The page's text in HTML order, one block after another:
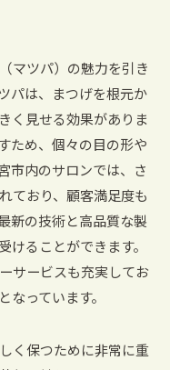
マツパ）の魅力を引き
パは、まつげを根元か
く見せる効果がありま
ため、個々の目の形や
市内のサロンでは、さ
ており、顧客満足度も
新の技術と高品質な製
けることができます。
サービスも充実してお
なっています。
く保つために非常に重